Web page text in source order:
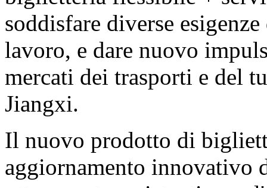
soddisfare diverse
lavoro, e dare nuovo
mercati dei trasporti e del
Jiangxi.
Il nuovo prodotto di
aggiornamento